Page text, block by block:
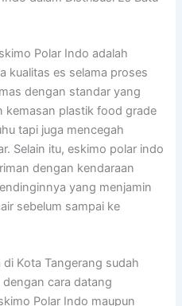
Polar Indo adalah
kualitas es selama proses
dengan standar yang
kemasan plastik food grade
tapi juga mencegah
Selain itu, eskimo polar indo
dengan kendaraan
yang menjamin
sebelum sampai ke
Kota Tangerang sudah
cara datang
Polar Indo maupun